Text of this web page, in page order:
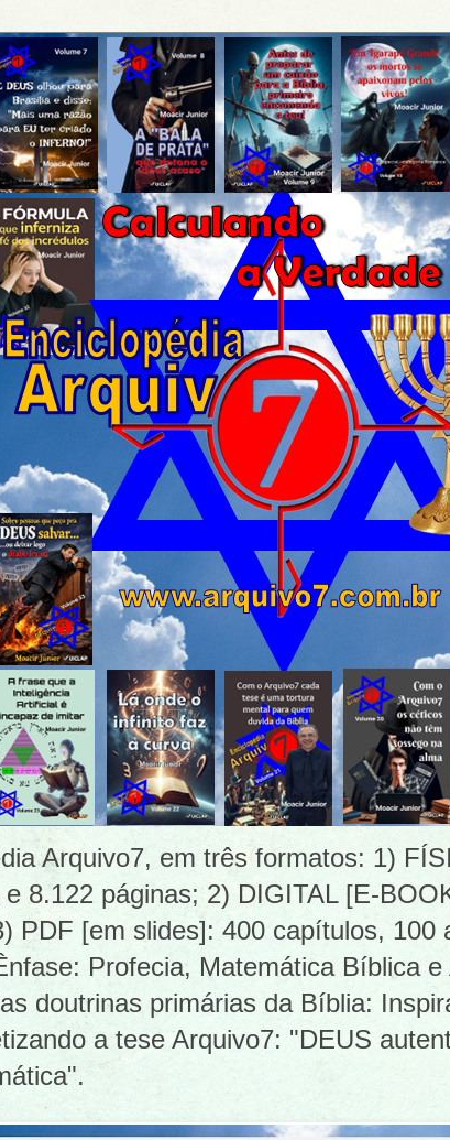
Arquivo7, em três formatos: 1)
8.122 páginas; 2) DIGITAL [E-
PDF [em slides]: 400 capítulos, 100
Profecia, Matemática Bíblica e
doutrinas primárias da Bíblia:
a tese Arquivo7: "DEUS